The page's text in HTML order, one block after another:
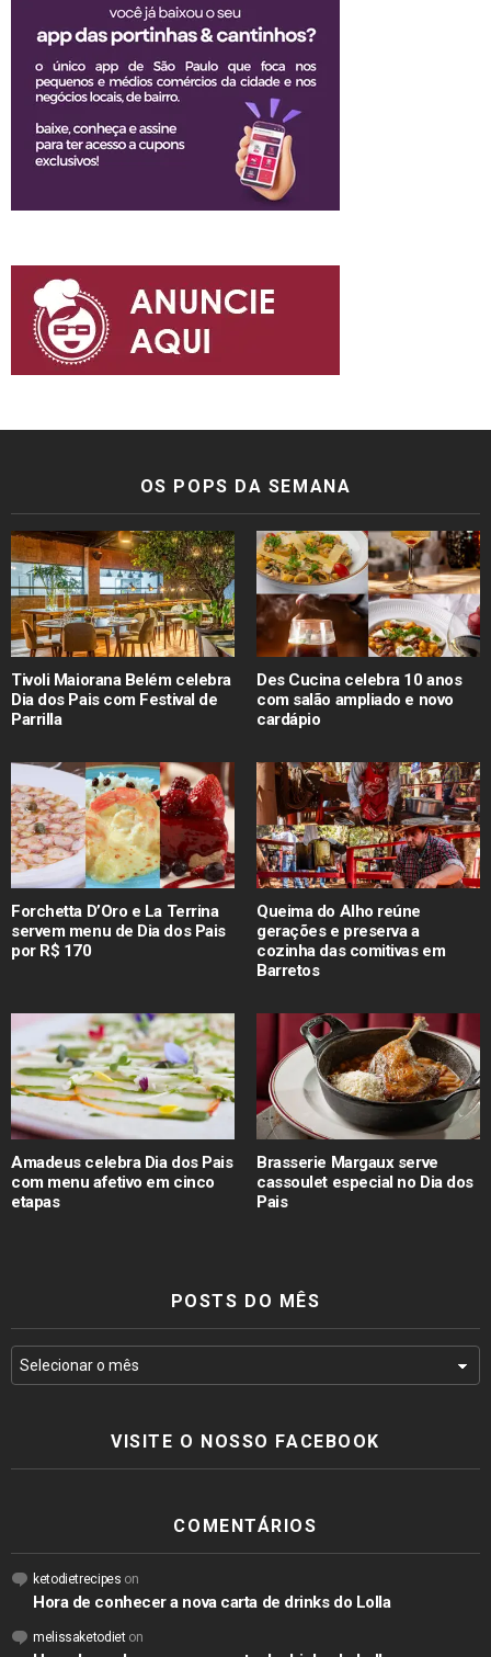
OS POPS DA SEMANA
Tivoli Maiorana Belém celebra
Dia dos Pais com Festival de
Parrilla
Des Cucina celebra 10 anos
com salão ampliado e novo
cardápio
Forchetta D’Oro e La Terrina
servem menu de Dia dos Pais
por R$ 170
Queima do Alho reúne
gerações e preserva a
cozinha das comitivas em
Barretos
Amadeus celebra Dia dos Pais
com menu afetivo em cinco
etapas
Brasserie Margaux serve
cassoulet especial no Dia dos
Pais
POSTS DO MÊS
VISITE O NOSSO FACEBOOK
COMENTÁRIOS
ketodietrecipes on
Hora de conhecer a nova carta de drinks do Lolla
melissaketodieton